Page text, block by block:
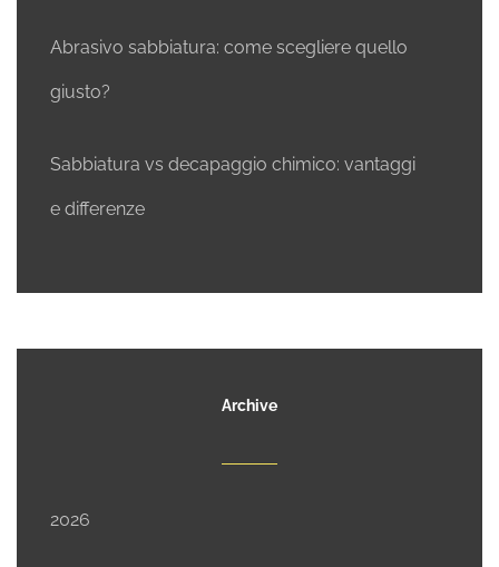
Abrasivo sabbiatura: come scegliere quello
giusto?
Sabbiatura vs decapaggio chimico: vantaggi
e differenze
Archive
2026